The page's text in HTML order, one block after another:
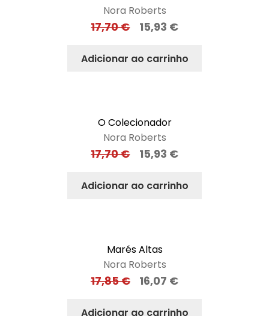
Nora Roberts
17,70€ 15,93 €
Adicionar ao carrinho
O Colecionador
Nora Roberts
17,70€ 15,93 €
Adicionar ao carrinho
Marés Altas
Nora Roberts
17,85€ 16,07 €
Adicionar ao carrinho